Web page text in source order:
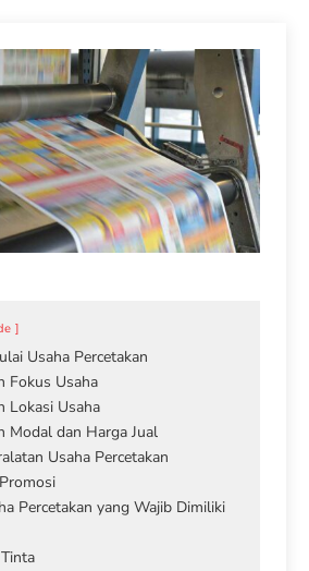
Usaha Percetakan
Fokus Usaha
Lokasi Usaha
Modal dan Harga Jual
Usaha Percetakan
Percetakan yang Wajib Dimiliki